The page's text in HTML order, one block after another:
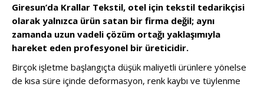
Giresun’da Krallar Tekstil, otel için tekstil tedarikçisi
olarak yalnızca ürün satan bir firma değil; aynı
zamanda uzun vadeli çözüm ortağı yaklaşımıyla
hareket eden profesyonel bir üreticidir.
Birçok işletme başlangıçta düşük maliyetli ürünlere yönelse
de kısa süre içinde deformasyon, renk kaybı ve tüylenme